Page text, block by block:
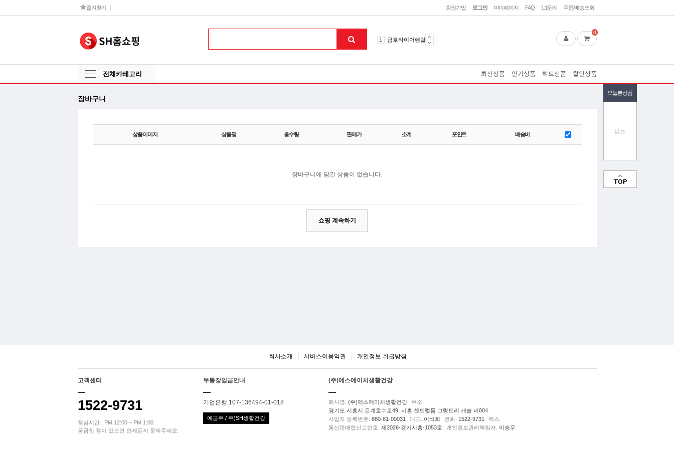
회원가입 로그인 마이페이지 FAQ 1:1문의 주문/배송조회
즐겨찾기
1 금호타이어렌탈
3 라파402
0
전체카테고리 최신상품 인기상품 히트상품 할인상품
장바구니
오늘본상품
없음
상품이미지 상품명 총수량 판매가 소계 포인트 배송비
장바구니에 담긴 상품이 없습니다.
쇼핑 계속하기
회사소개 서비스이용약관 개인정보 취급방침
고객센터
1522-9731
점심시간 : PM 12:00 ~ PM 1:00
궁금한 점이 있으면 언제든지 문의주세요.
무통장입금안내
기업은행 107-136494-01-018
예금주 / 주)SH생활건강
(주)에스에이치생활건강
회사명. (주)에스에이치생활건강
주소.
경기도 시흥시 은계호수로49, 시흥 센트럴돔 그랑트리 캐슬 비004
사업자 등록번호. 880-81-00031 대표. 이석희 전화. 1522-9731
팩스.
통신판매업신고번호. 제2026-경기시흥-1053호 개인정보관리책임자. 이승우